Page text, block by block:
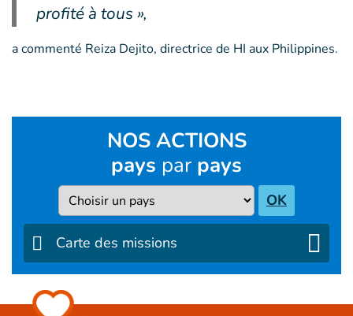
profité à tous »,
a commenté Reiza Dejito, directrice de HI aux Philippines.
NOS ACTIONS
pays par pays
Pays OK
Carte des missions